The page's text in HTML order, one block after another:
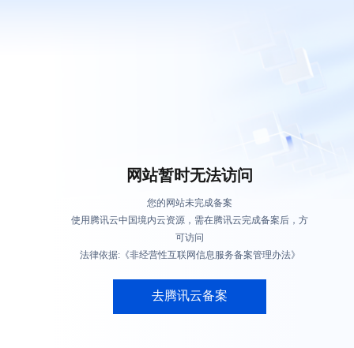
网站暂时无法访问
您的网站未完成备案
使用腾讯云中国境内云资源，需在腾讯云完成备案后，方
可访问
法律依据:《非经营性互联网信息服务备案管理办法》
去腾讯云备案